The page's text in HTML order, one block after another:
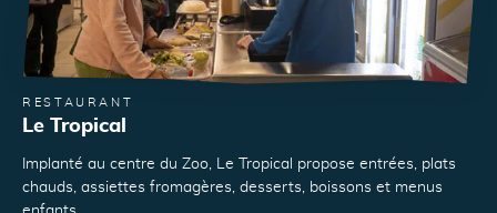
RESTAURANT
Le Tropical
Implanté au centre du Zoo, Le Tropical propose entrées, plats
chauds, assiettes fromagères, desserts, boissons et menus